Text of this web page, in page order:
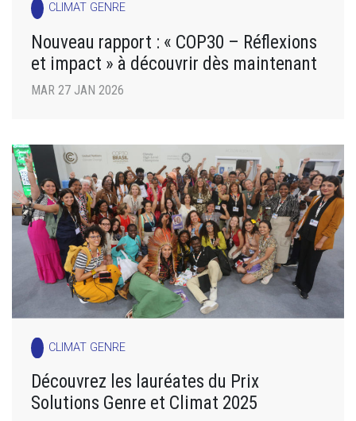
CLIMAT GENRE
Nouveau rapport : « COP30 – Réflexions
et impact » à découvrir dès maintenant
MAR 27 JAN 2026
CLIMAT GENRE
Découvrez les lauréates du Prix
Solutions Genre et Climat 2025